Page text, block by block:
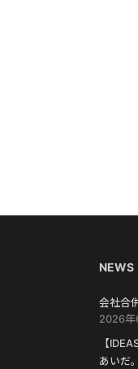
NEWS
会社合
2026年
【
あいだ